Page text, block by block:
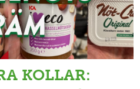
KOLLAR: